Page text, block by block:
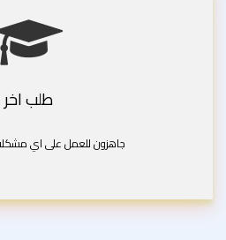
طلب اخر
جاهزون للعمل على اي